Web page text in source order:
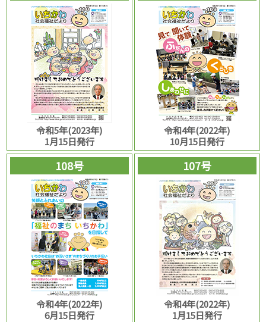
令和5年(2023年)
1月15日発行
令和4年(2022年)
10月15日発行
108号
令和4年(2022年)
6月15日発行
107号
令和4年(2022年)
1月15日発行